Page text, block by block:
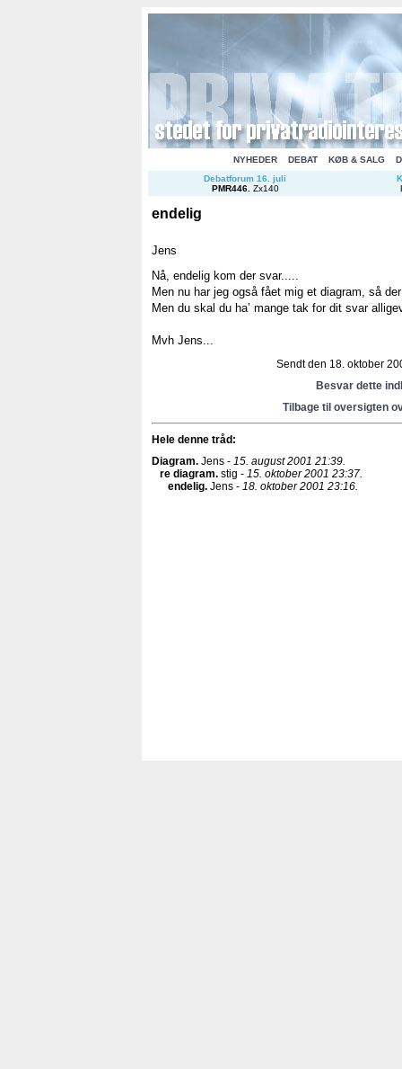
NYHEDER DEBAT KØB & SALG
Debatforum 16. juli
PMR446. Zx140
endelig
Jens
Nå, endelig kom der svar.....
Men nu har jeg også fået mig et diagram, så
Men du skal du ha’ mange tak for dit svar
Mvh Jens...
Sendt den 18. oktober
Besvar dette
Tilbage til oversigten
Hele denne tråd:
Diagram. Jens - 15. august 2001 21:39.
re diagram. stig - 15. oktober 2001 23:37.
endelig. Jens - 18. oktober 2001 23:16.